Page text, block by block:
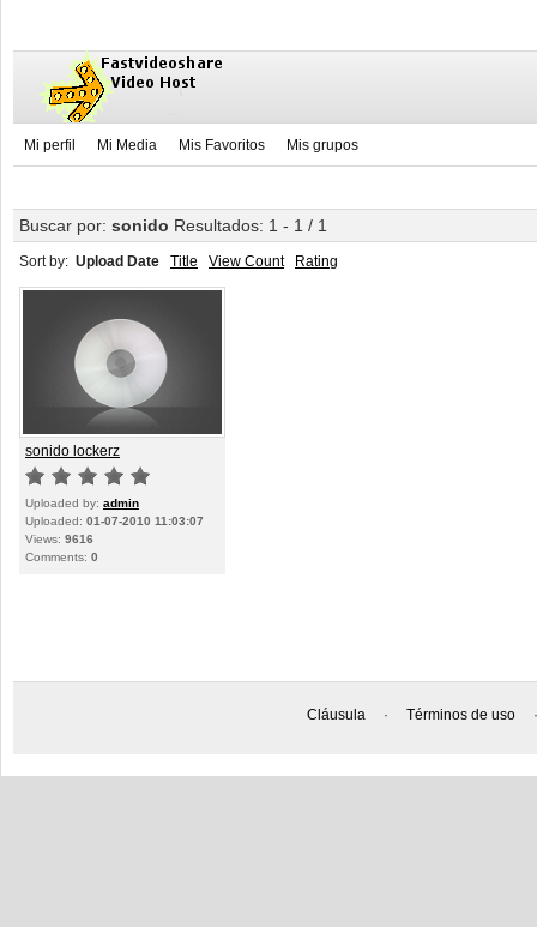
Mi perfil Mi Media Mis Favoritos Mis grupos
Buscar por: sonido Resultados: 1 - 1 / 1
Sort by: Upload Date Title View Count Rating
sonido lockerz
Uploaded by: admin
Uploaded: 01-07-2010 11:03:07
Views: 9616
Comments: 0
Cláusula · Términos de uso ·